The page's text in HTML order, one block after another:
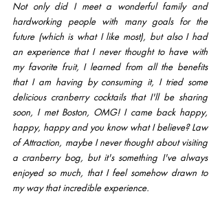
Not only did I meet a wonderful family and
hardworking people with many goals for the
future (which is what I like most), but also I had
an experience that I never thought to have with
my favorite fruit, I learned from all the benefits
that I am having by consuming it, I tried some
delicious cranberry cocktails that I'll be sharing
soon, I met Boston, OMG! I came back happy,
happy, happy and you know what I believe? Law
of Attraction, maybe I never thought about visiting
a cranberry bog, but it's something I've always
enjoyed so much, that I feel somehow drawn to
my way that incredible experience.